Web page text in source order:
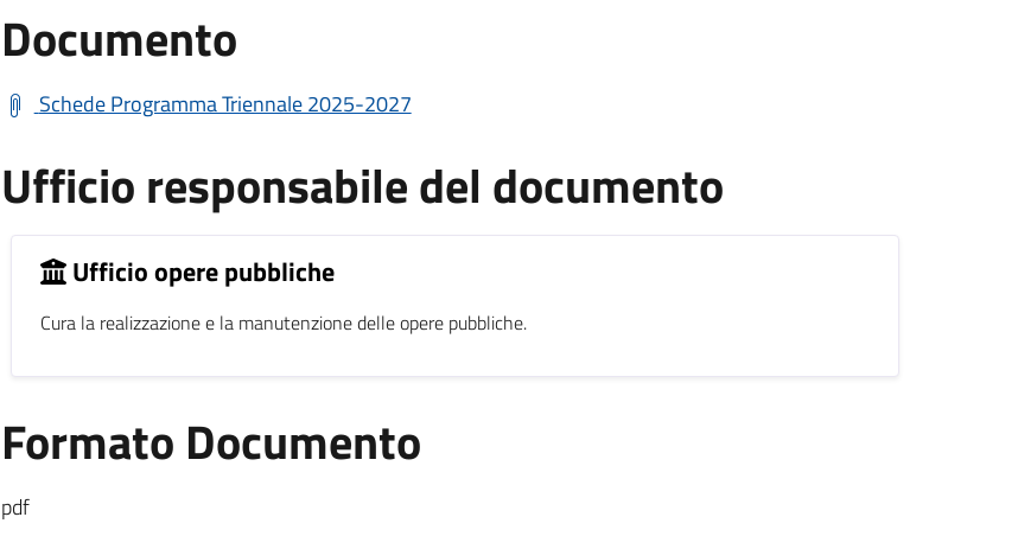
Documento
Schede Programma Triennale 2025-2027
Ufficio responsabile del documento
Ufficio opere pubbliche
Cura la realizzazione e la manutenzione delle opere pubbliche.
Formato Documento
pdf